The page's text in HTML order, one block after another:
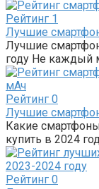
Рейтинг 1
Лучшие
Лучшие
году Не каждый
Рейтинг 0
Лучшие
Какие
купить в 2024
Рейтинг 0